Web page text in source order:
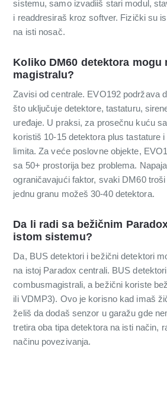
sistemu, samo izvadiiš stari modul,
i readdresiraš kroz softver. Fizički su
na isti nosač.
Koliko DM60 detektora mogu
magistralu?
Zavisi od centrale. EVO192 podržava
što uključuje detektore, tastaturu,
uređaje. U praksi, za prosečnu kuću
koristiš 10-15 detektora plus tastature
limita. Za veće poslovne objekte,
sa 50+ prostorija bez problema.
ograničavajući faktor, svaki DM60
jednu granu možeš 30-40 detektora.
Da li radi sa bežičnim
istom sistemu?
Da, BUS detektori i bežični detektori
na istoj Paradox centrali. BUS
combusmagistrali, a bežični koriste
ili VDMP3). Ovo je korisno kad imaš
želiš da dodaš senzor u garažu gde
tretira oba tipa detektora na isti način,
načinu povezivanja.